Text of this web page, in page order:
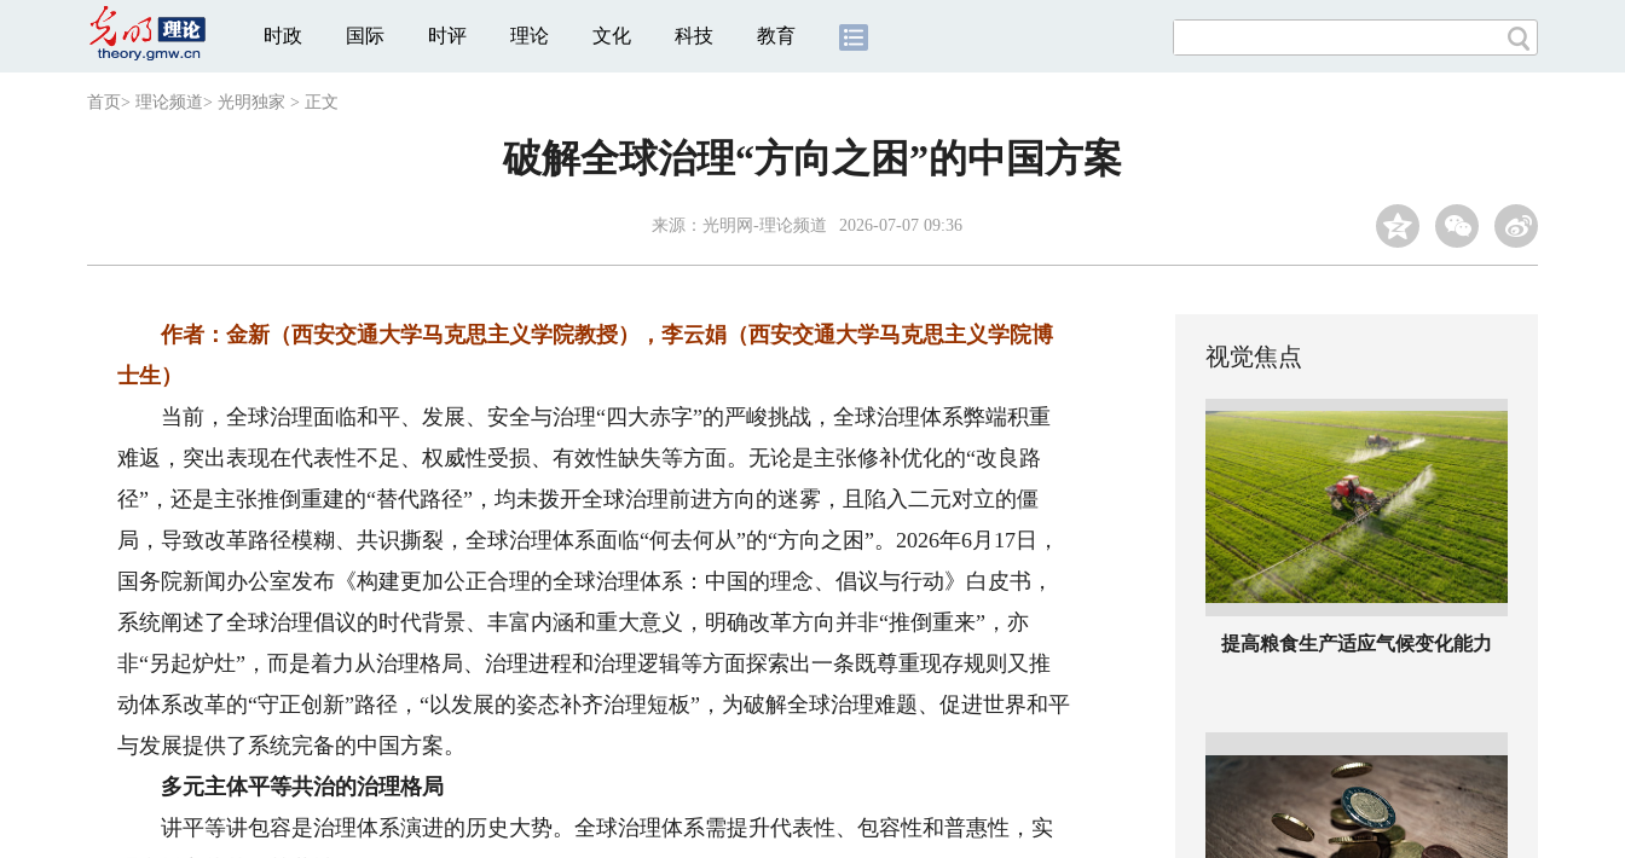
时政 国际 时评 理论 文化 科技 教育
首页 > 理论频道> 光明独家 > 正文
破解全球治理“方向之困”的中国方案
来源： 光明网-理论频道 2026-07-07 09:36
作者：金新（西安交通大学马克思主义学院教授），李云娟（西安交通大学马克思主义学院博
士生）
当前，全球治理面临和平、发展、安全与治理“四大赤字”的严峻挑战，全球治理体系弊端积重
难返，突出表现在代表性不足、权威性受损、有效性缺失等方面。无论是主张修补优化的“改良路
径”，还是主张推倒重建的“替代路径”，均未拨开全球治理前进方向的迷雾，且陷入二元对立的僵
局，导致改革路径模糊、共识撕裂‌，全球治理体系面临“何去何从”的“方向之困”。2026年6月17日，
国务院新闻办公室发布《构建更加公正合理的全球治理体系：中国的理念、倡议与行动》白皮书，
系统阐述了全球治理倡议的时代背景、丰富内涵和重大意义，明确改革方向并非“推倒重来”，亦
非“另起炉灶”，而是着力从治理格局、治理进程和治理逻辑等方面探索出一条既尊重现存规则又推
动体系改革的“守正创新”路径，“以发展的姿态补齐治理短板”，为破解全球治理难题、促进世界和平
与发展提供了系统完备的中国方案。
多元主体平等共治的治理格局
讲平等讲包容是治理体系演进的历史大势。全球治理体系需提升代表性、包容性和普惠性，实
视觉焦点
提高粮食生产适应气候变化能力